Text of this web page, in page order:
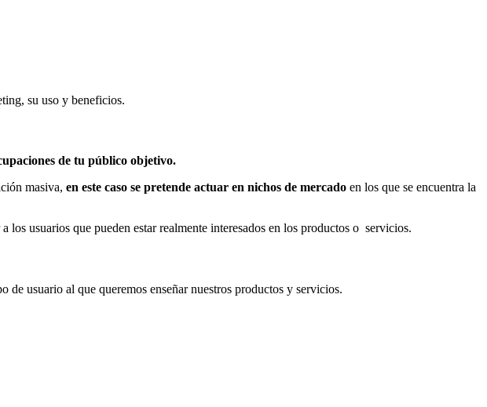
su uso y beneficios.
de tu público objetivo.
masiva, en este caso se pretende actuar en nichos de mercado en los que se encuentra la
los usuarios que pueden estar realmente interesados en los productos o servicios.
de usuario al que queremos enseñar nuestros productos y servicios.